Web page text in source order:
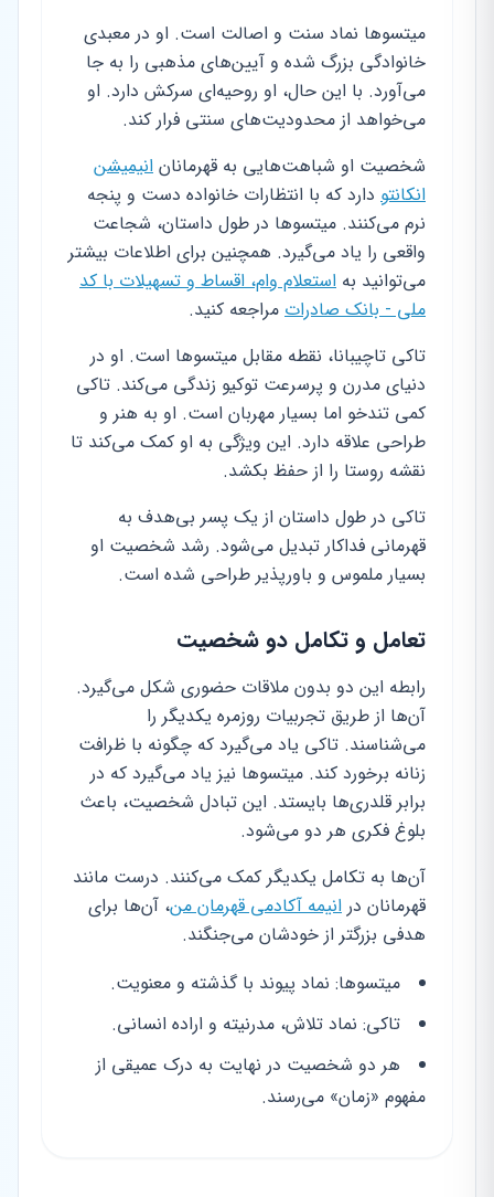
میتسوها نماد سنت و اصالت است. او در معبدی
خانوادگی بزرگ شده و آیین‌های مذهبی را به جا
می‌آورد. با این حال، او روحیه‌ای سرکش دارد. او
می‌خواهد از محدودیت‌های سنتی فرار کند.
شخصیت او شباهت‌هایی به قهرمانان انیمیشن
انکانتو دارد که با انتظارات خانواده دست و پنجه
نرم می‌کنند. میتسوها در طول داستان، شجاعت
واقعی را یاد می‌گیرد. همچنین برای اطلاعات بیشتر
می‌توانید به استعلام وام، اقساط و تسهیلات با کد
ملی - بانک صادرات مراجعه کنید.
تاکی تاچیبانا، نقطه مقابل میتسوها است. او در
دنیای مدرن و پرسرعت توکیو زندگی می‌کند. تاکی
کمی تندخو اما بسیار مهربان است. او به هنر و
طراحی علاقه دارد. این ویژگی به او کمک می‌کند تا
نقشه روستا را از حفظ بکشد.
تاکی در طول داستان از یک پسر بی‌هدف به
قهرمانی فداکار تبدیل می‌شود. رشد شخصیت او
بسیار ملموس و باورپذیر طراحی شده است.
تعامل و تکامل دو شخصیت
رابطه این دو بدون ملاقات حضوری شکل می‌گیرد.
آن‌ها از طریق تجربیات روزمره یکدیگر را
می‌شناسند. تاکی یاد می‌گیرد که چگونه با ظرافت
زنانه برخورد کند. میتسوها نیز یاد می‌گیرد که در
برابر قلدری‌ها بایستد. این تبادل شخصیت، باعث
بلوغ فکری هر دو می‌شود.
آن‌ها به تکامل یکدیگر کمک می‌کنند. درست مانند
قهرمانان در انیمه آکادمی قهرمان من، آن‌ها برای
هدفی بزرگتر از خودشان می‌جنگند.
میتسوها: نماد پیوند با گذشته و معنویت.
تاکی: نماد تلاش، مدرنیته و اراده انسانی.
هر دو شخصیت در نهایت به درک عمیقی از
مفهوم «زمان» می‌رسند.